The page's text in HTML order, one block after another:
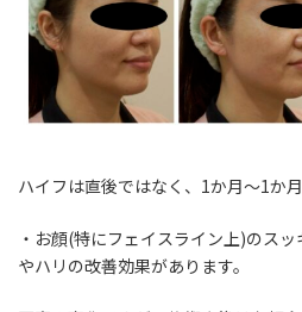
ハイフは直後ではなく、1か月～1か
・お顔(特にフェイスライン上)のス
やハリの改善効果があります。